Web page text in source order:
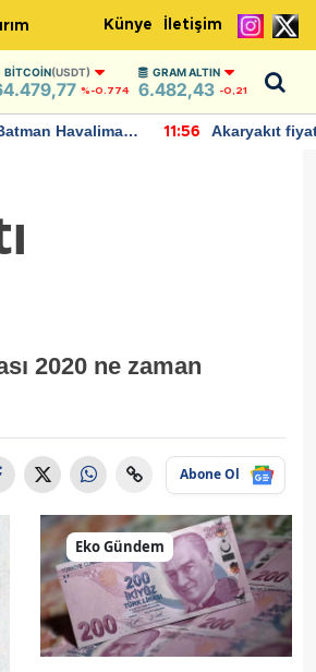
Künye İletişim
BITCOIN(USDT)
%-0.774
GRAM ALTIN
6.482,43 -0,21
Havalimanı
11:56
Akaryakıt
2020 ne zaman
Abone Ol
Eko Gündem